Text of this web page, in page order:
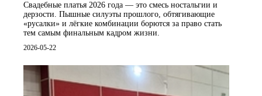
Свадебные платья 2026 года — это смесь ностальгии и
дерзости. Пышные силуэты прошлого, обтягивающие
«русалки» и лёгкие комбинации борются за право стать
тем самым финальным кадром жизни.
2026-05-22